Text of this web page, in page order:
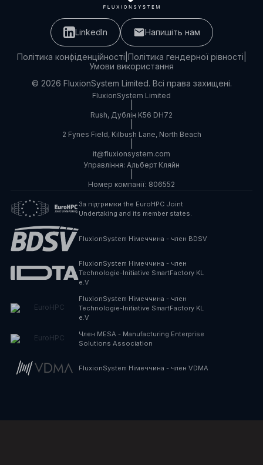
LinkedIn Напишіть нам
Політика конфіденційності Політика гендерної рівності
Умови використання
© 2026 FluxionSystem Limited. Всі права захищені.
FluxionSystem Limited
Rush, Дублін K56 DH72
2 Fynes Field, Kilbush Lane, North Beach
it@fluxionsystem.com
Управління: Альберт Кляйн
Номер компанії: 806552
За підтримки the EuroHPC Joint
Undertaking and its member states.
FluxionSystem Німеччина - член BDSV
FluxionSystem Німеччина - член
Technologie-Initiative SmartFactory KL
e.V
FluxionSystem Німеччина - член
Technologie-Initiative SmartFactory KL
e.V
Член MESA - Manufacturing Enterprise
Solutions Association
FluxionSystem Німеччина - член VDMA